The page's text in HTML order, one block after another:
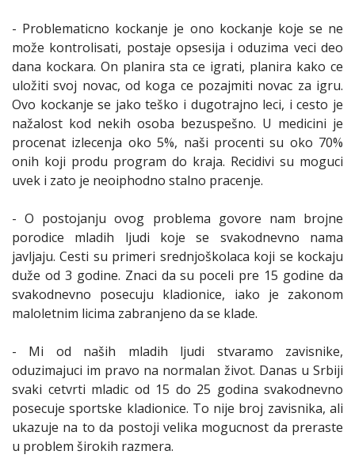
- Problematicno kockanje je ono kockanje koje se ne
može kontrolisati, postaje opsesija i oduzima veci deo
dana kockara. On planira sta ce igrati, planira kako ce
uložiti svoj novac, od koga ce pozajmiti novac za igru.
Ovo kockanje se jako teško i dugotrajno leci, i cesto je
nažalost kod nekih osoba bezuspešno. U medicini je
procenat izlecenja oko 5%, naši procenti su oko 70%
onih koji produ program do kraja. Recidivi su moguci
uvek i zato je neoiphodno stalno pracenje.
- O postojanju ovog problema govore nam brojne
porodice mladih ljudi koje se svakodnevno nama
javljaju. Cesti su primeri srednjoškolaca koji se kockaju
duže od 3 godine. Znaci da su poceli pre 15 godine da
svakodnevno posecuju kladionice, iako je zakonom
maloletnim licima zabranjeno da se klade.
- Mi od naših mladih ljudi stvaramo zavisnike,
oduzimajuci im pravo na normalan život. Danas u Srbiji
svaki cetvrti mladic od 15 do 25 godina svakodnevno
posecuje sportske kladionice. To nije broj zavisnika, ali
ukazuje na to da postoji velika mogucnost da preraste
u problem širokih razmera.